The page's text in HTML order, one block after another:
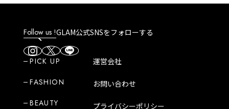
Follow us !GLAM公式SNSをフォローする
PICK UP
FASHION
BEAUTY
運営会社
お問い合わせ
プライバシーポリシー